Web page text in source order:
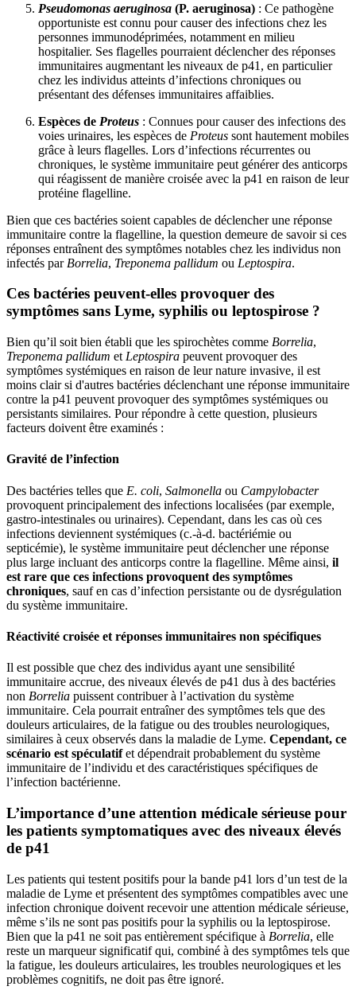
Pseudomonas aeruginosa (P. aeruginosa) : Ce pathogène
opportuniste est connu pour causer des infections chez les
personnes immunodéprimées, notamment en milieu
hospitalier. Ses flagelles pourraient déclencher des réponses
immunitaires augmentant les niveaux de p41, en particulier
chez les individus atteints d’infections chroniques ou
présentant des défenses immunitaires affaiblies.
Espèces de Proteus : Connues pour causer des infections des
voies urinaires, les espèces de Proteus sont hautement mobiles
grâce à leurs flagelles. Lors d’infections récurrentes ou
chroniques, le système immunitaire peut générer des anticorps
qui réagissent de manière croisée avec la p41 en raison de leur
protéine flagelline.
Bien que ces bactéries soient capables de déclencher une réponse
immunitaire contre la flagelline, la question demeure de savoir si ces
réponses entraînent des symptômes notables chez les individus non
infectés par Borrelia, Treponema pallidum ou Leptospira.
Ces bactéries peuvent-elles provoquer des
symptômes sans Lyme, syphilis ou leptospirose ?
Bien qu’il soit bien établi que les spirochètes comme Borrelia,
Treponema pallidum et Leptospira peuvent provoquer des
symptômes systémiques en raison de leur nature invasive, il est
moins clair si d'autres bactéries déclenchant une réponse immunitaire
contre la p41 peuvent provoquer des symptômes systémiques ou
persistants similaires. Pour répondre à cette question, plusieurs
facteurs doivent être examinés :
Gravité de l’infection
Des bactéries telles que E. coli, Salmonella ou Campylobacter
provoquent principalement des infections localisées (par exemple,
gastro-intestinales ou urinaires). Cependant, dans les cas où ces
infections deviennent systémiques (c.-à-d. bactériémie ou
septicémie), le système immunitaire peut déclencher une réponse
plus large incluant des anticorps contre la flagelline. Même ainsi, il
est rare que ces infections provoquent des symptômes
chroniques, sauf en cas d’infection persistante ou de dysrégulation
du système immunitaire.
Réactivité croisée et réponses immunitaires non spécifiques
Il est possible que chez des individus ayant une sensibilité
immunitaire accrue, des niveaux élevés de p41 dus à des bactéries
non Borrelia puissent contribuer à l’activation du système
immunitaire. Cela pourrait entraîner des symptômes tels que des
douleurs articulaires, de la fatigue ou des troubles neurologiques,
similaires à ceux observés dans la maladie de Lyme. Cependant, ce
scénario est spéculatifet dépendrait probablement du système
immunitaire de l’individu et des caractéristiques spécifiques de
l’infection bactérienne.
L’importance d’une attention médicale sérieuse pour
les patients symptomatiques avec des niveaux élevés
de p41
Les patients qui testent positifs pour la bande p41 lors d’un test de la
maladie de Lyme et présentent des symptômes compatibles avec une
infection chronique doivent recevoir une attention médicale sérieuse,
même s’ils ne sont pas positifs pour la syphilis ou la leptospirose.
Bien que la p41 ne soit pas entièrement spécifique à Borrelia, elle
reste un marqueur significatif qui, combiné à des symptômes tels que
la fatigue, les douleurs articulaires, les troubles neurologiques et les
problèmes cognitifs, ne doit pas être ignoré.